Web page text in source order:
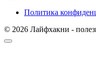
Политика
© 2026 Лайфхакни -